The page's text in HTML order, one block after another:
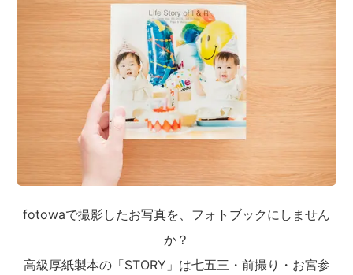
fotowaで撮影したお写真を、フォトブックにしません
か？
高級厚紙製本の「STORY」は七五三・前撮り・お宮参